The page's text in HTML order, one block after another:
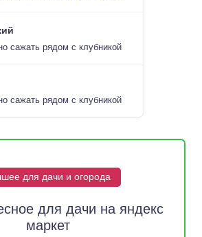
сажать рядом с клубникой
сажать рядом с клубникой
для дачи и огорода
для дачи на яндекс
маркет